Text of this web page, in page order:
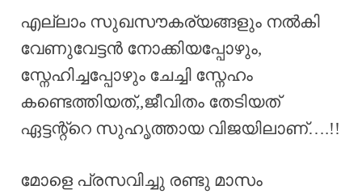
എല്ലാം സുഖസൗകര്യങ്ങളും നൽകി
വേണുവേട്ടൻ നോക്കിയപ്പോഴും,
സ്നേഹിച്ചപ്പോഴും ചേച്ചി സ്നേഹം
കണ്ടെത്തിയത്,,ജീവിതം തേടിയത്
ഏട്ടന്റ്റെ സുഹൃത്തായ വിജയിലാണ്….!!
മോളെ പ്രസവിച്ചു രണ്ടു മാസം